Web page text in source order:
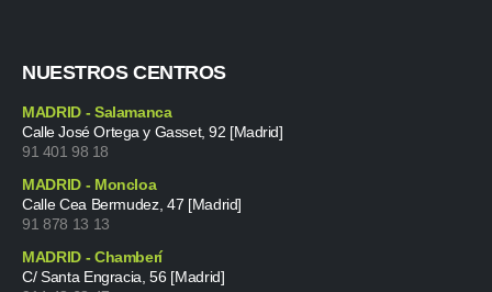
NUESTROS CENTROS
MADRID - Salamanca
Calle José Ortega y Gasset, 92 [Madrid]
91 401 98 18
MADRID - Moncloa
Calle Cea Bermudez, 47 [Madrid]
91 878 13 13
MADRID - Chamberí
C/ Santa Engracia, 56 [Madrid]